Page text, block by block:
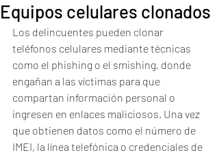
Equipos celulares clonados
Los delincuentes pueden clonar
teléfonos celulares mediante técnicas
como el phishing o el smishing, donde
engañan a las víctimas para que
compartan información personal o
ingresen en enlaces maliciosos. Una vez
que obtienen datos como el número de
IMEI, la línea telefónica o credenciales de